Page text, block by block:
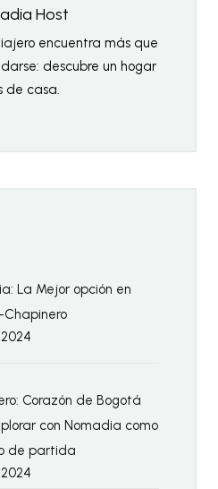
Host
encuentra más que
descubre un hogar
de casa.
La Mejor opción en
Corazón de Bogotá
con Nomadia como
de partida